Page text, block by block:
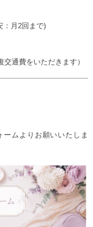
：月2回まで)
通費をいただきます）
ムよりお願いいたしま